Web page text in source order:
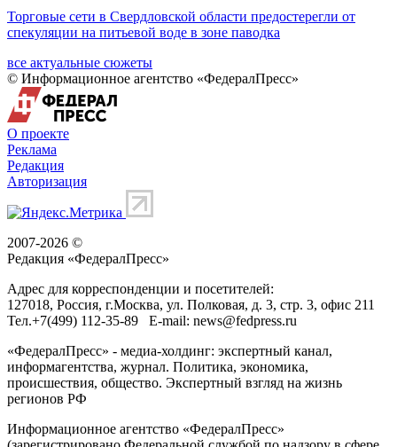
Торговые сети в Свердловской области предостерегли от
спекуляции на питьевой воде в зоне паводка
все актуальные сюжеты
© Информационное агентство «ФедералПресс»
О проекте
Реклама
Редакция
Авторизация
2007-2026 ©
Редакция «ФедералПресс»
Адрес для корреспонденции и посетителей:
127018, Россия, г.Москва, ул. Полковая, д. 3, стр. 3, офис 211
Тел.+7(499) 112-35-89 E-mail: news@fedpress.ru
«ФедералПресс» - медиа-холдинг: экспертный канал,
информагентства, журнал. Политика, экономика,
происшествия, общество. Экспертный взгляд на жизнь
регионов РФ
Информационное агентство «ФедералПресс»